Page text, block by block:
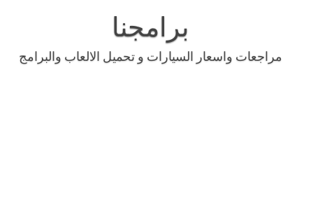
برامجنا
مراجعات واسعار السيارات و تحميل الالعاب والبرامج